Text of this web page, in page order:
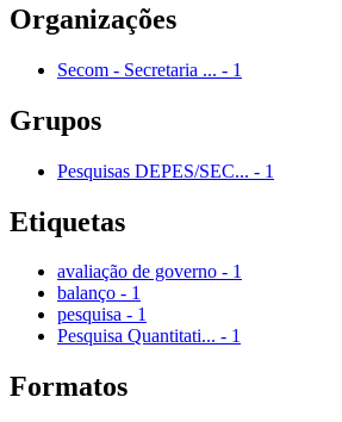
Organizações
Secom - Secretaria ... - 1
Grupos
Pesquisas DEPES/SEC... - 1
Etiquetas
avaliação de governo - 1
balanço - 1
pesquisa - 1
Pesquisa Quantitati... - 1
Formatos